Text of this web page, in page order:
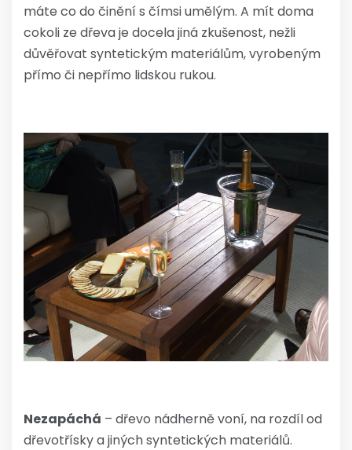
máte co do činění s čímsi umělým. A mít doma
cokoli ze dřeva je docela jiná zkušenost, nežli
důvěřovat syntetickým materiálům, vyrobeným
přímo či nepřímo lidskou rukou.
Nezapáchá – dřevo nádherně voní, na rozdíl od
dřevotřísky a jiných syntetických materiálů.